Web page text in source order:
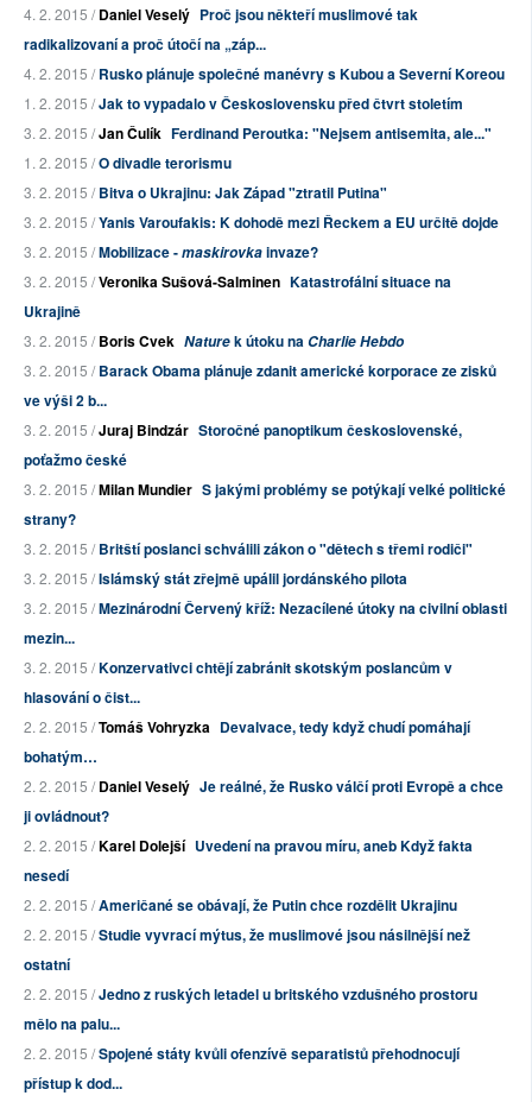
4. 2. 2015 /Daniel Veselý Proč jsou někteří muslimové tak
radikalizovaní a proč útočí na „záp...
4. 2. 2015 /Rusko plánuje společné manévry s Kubou a Severní Koreou
1. 2. 2015 /Jak to vypadalo v Československu před čtvrt stoletím
3. 2. 2015 /Jan Čulík Ferdinand Peroutka: "Nejsem antisemita, ale..."
1. 2. 2015 /O divadle terorismu
3. 2. 2015 /Bitva o Ukrajinu: Jak Západ "ztratil Putina"
3. 2. 2015 /Yanis Varoufakis: K dohodě mezi Řeckem a EU určitě dojde
3. 2. 2015 /Mobilizace -maskirovkainvaze?
3. 2. 2015 /Veronika Sušová-Salminen Katastrofální situace na
Ukrajině
3. 2. 2015 /Boris Cvek Naturek útoku naCharlie Hebdo
3. 2. 2015 /Barack Obama plánuje zdanit americké korporace ze zisků
ve výši 2 b...
3. 2. 2015 /Juraj Bindzár Storočné panoptikum československé,
poťažmo české
3. 2. 2015 /Milan Mundier S jakými problémy se potýkají velké politické
strany?
3. 2. 2015 /Britští poslanci schválili zákon o "dětech s třemi rodiči"
3. 2. 2015 /Islámský stát zřejmě upálil jordánského pilota
3. 2. 2015 /Mezinárodní Červený kříž: Nezacílené útoky na civilní oblasti
mezin...
3. 2. 2015 /Konzervativci chtějí zabránit skotským poslancům v
hlasování o čist...
2. 2. 2015 /Tomáš Vohryzka Devalvace, tedy když chudí pomáhají
bohatým…
2. 2. 2015 /Daniel Veselý Je reálné, že Rusko válčí proti Evropě a chce
ji ovládnout?
2. 2. 2015 /Karel Dolejší Uvedení na pravou míru, aneb Když fakta
nesedí
2. 2. 2015 /Američané se obávají, že Putin chce rozdělit Ukrajinu
2. 2. 2015 /Studie vyvrací mýtus, že muslimové jsou násilnější než
ostatní
2. 2. 2015 /Jedno z ruských letadel u britského vzdušného prostoru
mělo na palu...
2. 2. 2015 /Spojené státy kvůli ofenzívě separatistů přehodnocují
přístup k dod...